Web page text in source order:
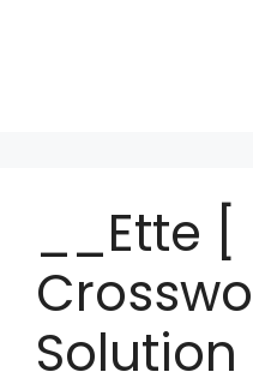
__Ette [
Solution ]